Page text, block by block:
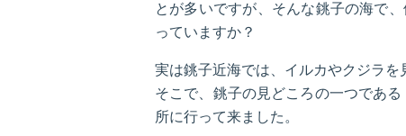
とが多いですが、そんな銚子の海で
っていますか？
実は銚子近海では、イルカやクジラを
そこで、銚子の見どころの一つであ
所に行って来ました。